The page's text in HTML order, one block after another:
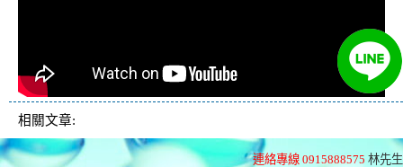
相關文章:
連絡專線 0915888575 林先生